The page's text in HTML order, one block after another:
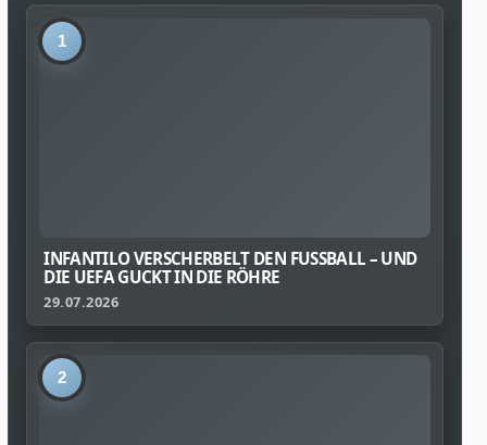
1
INFANTILO VERSCHERBELT DEN FUSSBALL – UND D
IE UEFA GUCKT IN DIE RÖHRE
29.07.2026
2